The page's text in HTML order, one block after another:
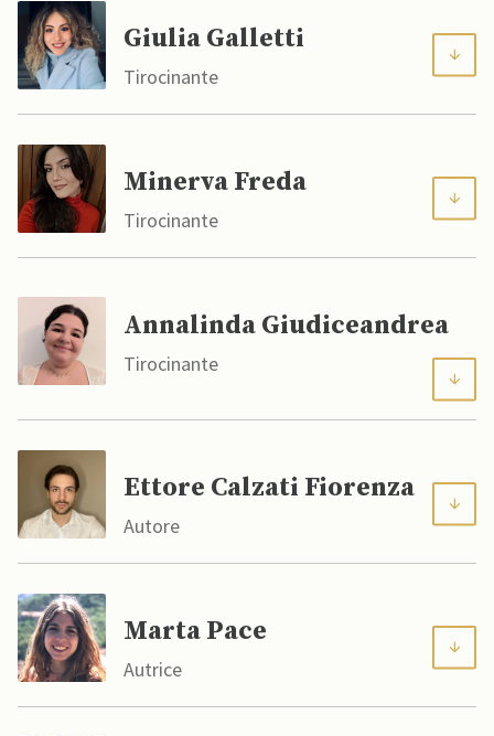
Giulia Galletti
Tirocinante
Minerva Freda
Tirocinante
Annalinda Giudiceandrea
Tirocinante
Ettore Calzati Fiorenza
Autore
Marta Pace
Autrice